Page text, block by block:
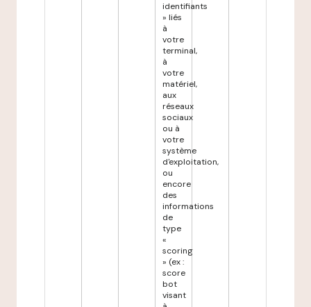
identifiants
» liés
à
votre
terminal,
à
votre
matériel,
aux
réseaux
sociaux
ou à
votre
système
d'exploitation,
ou
encore
des
informations
de
type
«
scoring
» (ex :
score
bot
visant